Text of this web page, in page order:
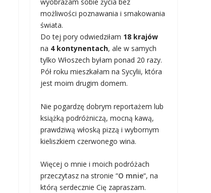
wyobrażam sobie życia bez
możliwości poznawania i smakowania
świata.
Do tej pory odwiedziłam 18 krajów
na 4 kontynentach, ale w samych
tylko Włoszech byłam ponad 20 razy.
Pół roku mieszkałam na Sycylii, która
jest moim drugim domem.
Nie pogardzę dobrym reportażem lub
książką podróżniczą, mocną kawą,
prawdziwą włoską pizzą i wybornym
kieliszkiem czerwonego wina.
Więcej o mnie i moich podróżach
przeczytasz na stronie “O mnie“, na
którą serdecznie Cię zapraszam.